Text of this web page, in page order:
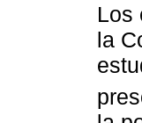
Los
la